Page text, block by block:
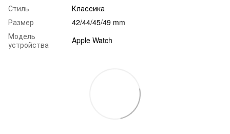
Стиль
Классика
Размер
42/44/45/49 mm
Модель
устройства
Apple Watch